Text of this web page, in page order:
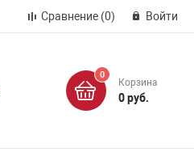
Сравнение (0) Войти
0
Корзина
0 руб.